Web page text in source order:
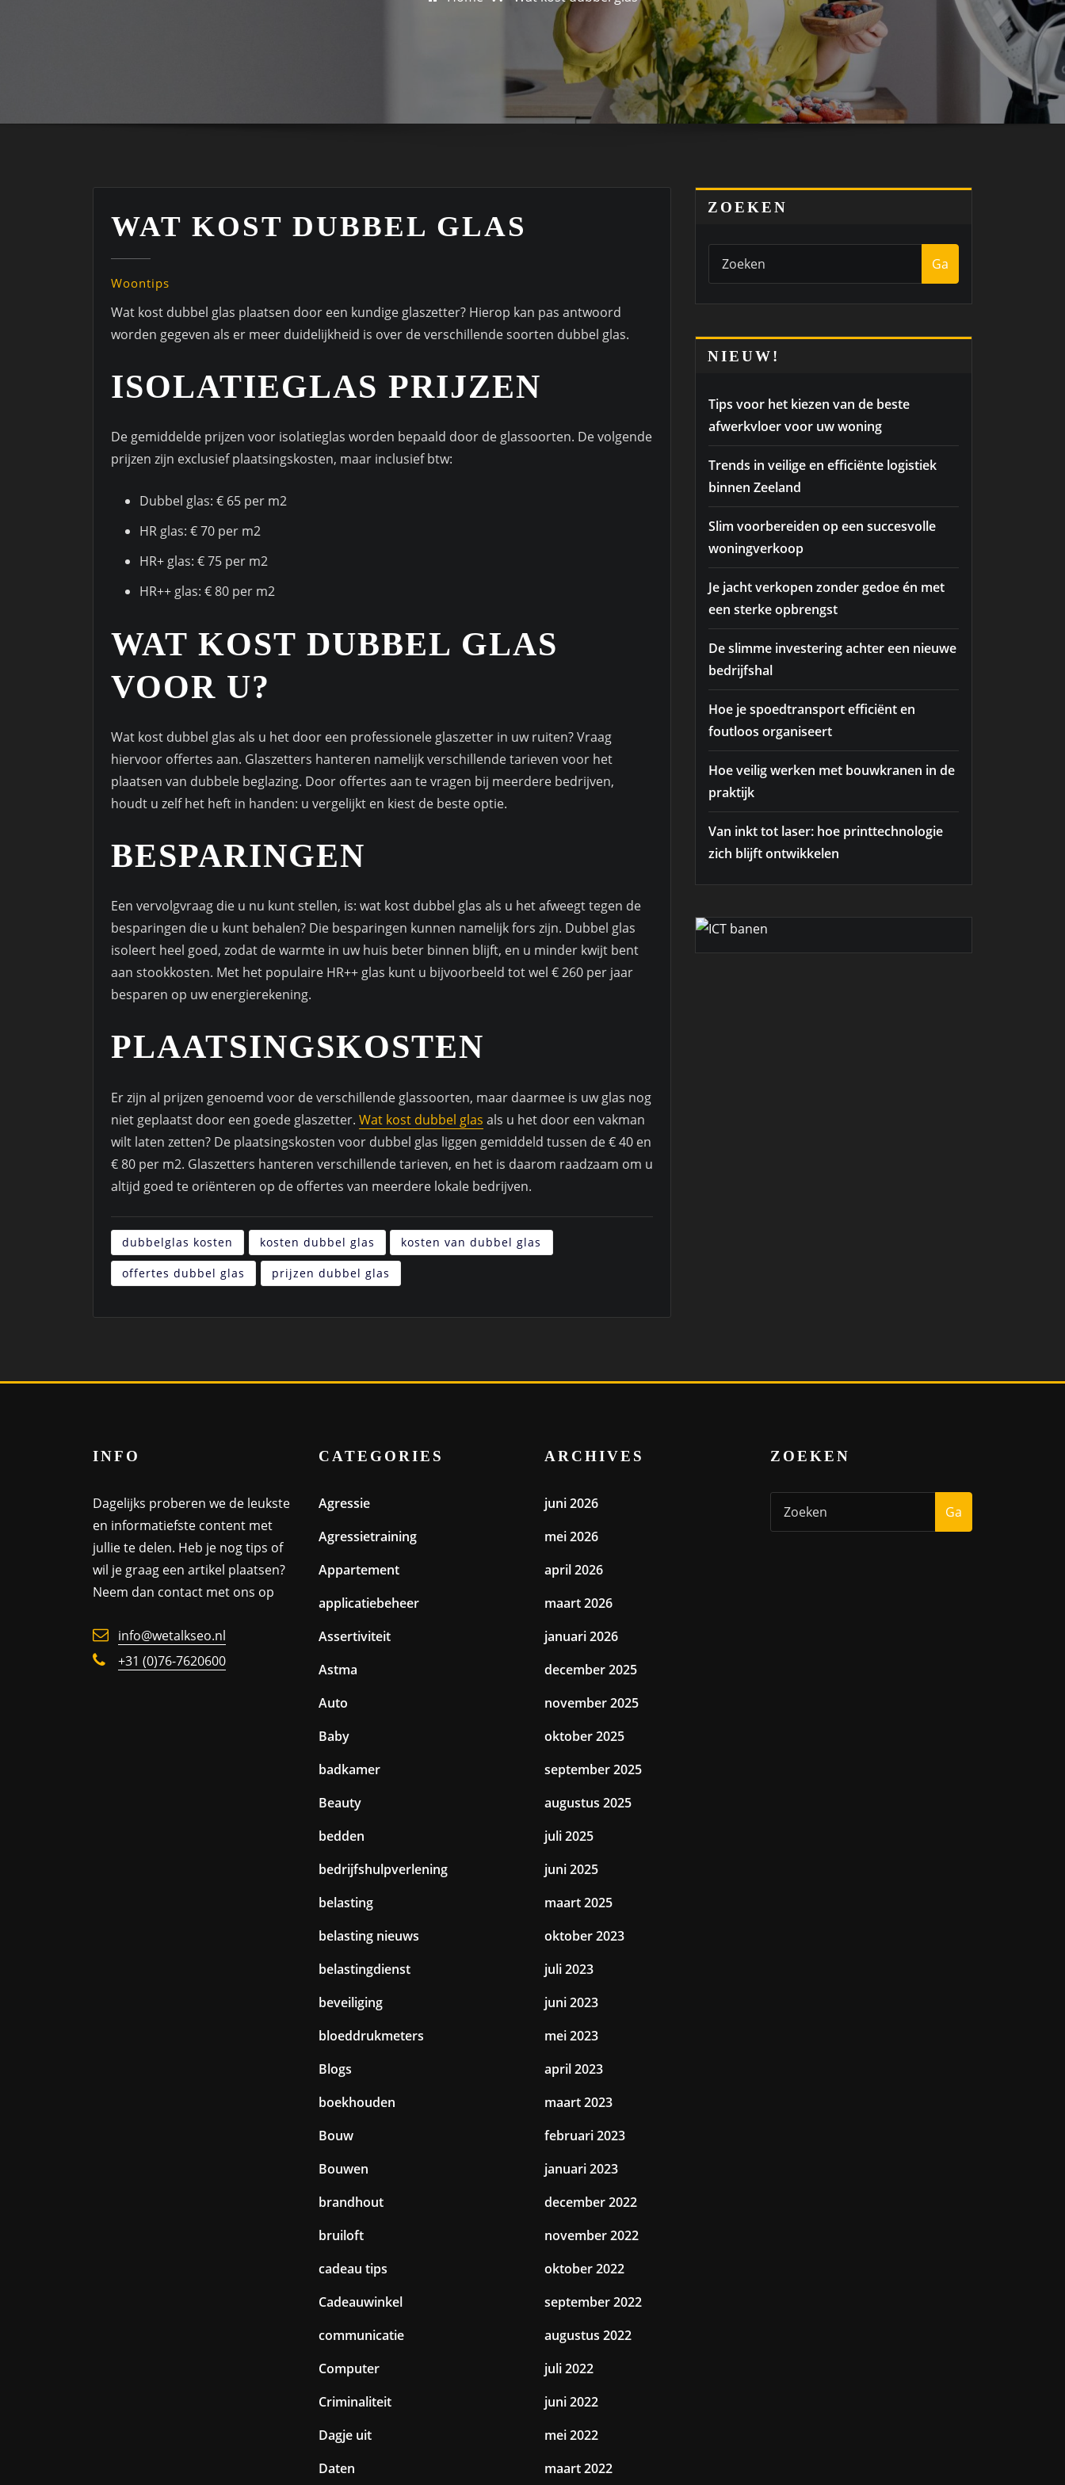
WAT KOST DUBBEL GLAS
Woontips
Wat kost dubbel glas plaatsen door een kundige glaszetter? Hierop kan pas antwoord
worden gegeven als er meer duidelijkheid is over de verschillende soorten dubbel glas.
ISOLATIEGLAS PRIJZEN
De gemiddelde prijzen voor isolatieglas worden bepaald door de glassoorten. De volgende
prijzen zijn exclusief plaatsingskosten, maar inclusief btw:
Dubbel glas: € 65 per m2
HR glas: € 70 per m2
HR+ glas: € 75 per m2
HR++ glas: € 80 per m2
WAT KOST DUBBEL GLAS
VOOR U?
Wat kost dubbel glas als u het door een professionele glaszetter in uw ruiten? Vraag
hiervoor offertes aan. Glaszetters hanteren namelijk verschillende tarieven voor het
plaatsen van dubbele beglazing. Door offertes aan te vragen bij meerdere bedrijven,
houdt u zelf het heft in handen: u vergelijkt en kiest de beste optie.
BESPARINGEN
Een vervolgvraag die u nu kunt stellen, is: wat kost dubbel glas als u het afweegt tegen de
besparingen die u kunt behalen? Die besparingen kunnen namelijk fors zijn. Dubbel glas
isoleert heel goed, zodat de warmte in uw huis beter binnen blijft, en u minder kwijt bent
aan stookkosten. Met het populaire HR++ glas kunt u bijvoorbeeld tot wel € 260 per jaar
besparen op uw energierekening.
PLAATSINGSKOSTEN
Er zijn al prijzen genoemd voor de verschillende glassoorten, maar daarmee is uw glas nog
niet geplaatst door een goede glaszetter. Wat kost dubbel glas als u het door een vakman
wilt laten zetten? De plaatsingskosten voor dubbel glas liggen gemiddeld tussen de € 40 en
€ 80 per m2. Glaszetters hanteren verschillende tarieven, en het is daarom raadzaam om u
altijd goed te oriënteren op de offertes van meerdere lokale bedrijven.
dubbelglas kosten kosten dubbel glas kosten van dubbel glas
offertes dubbel glas prijzen dubbel glas
ZOEKEN
Ga
NIEUW!
Tips voor het kiezen van de beste
afwerkvloer voor uw woning
Trends in veilige en efficiënte logistiek
binnen Zeeland
Slim voorbereiden op een succesvolle
woningverkoop
Je jacht verkopen zonder gedoe én met
een sterke opbrengst
De slimme investering achter een nieuwe
bedrijfshal
Hoe je spoedtransport efficiënt en
foutloos organiseert
Hoe veilig werken met bouwkranen in de
praktijk
Van inkt tot laser: hoe printtechnologie
zich blijft ontwikkelen
INFO
Dagelijks proberen we de leukste
en informatiefste content met
jullie te delen. Heb je nog tips of
wil je graag een artikel plaatsen?
Neem dan contact met ons op
info@wetalkseo.nl
+31 (0)76-7620600
CATEGORIES
Agressie
Agressietraining
Appartement
applicatiebeheer
Assertiviteit
Astma
Auto
Baby
badkamer
Beauty
bedden
bedrijfshulpverlening
belasting
belasting nieuws
belastingdienst
beveiliging
bloeddrukmeters
Blogs
boekhouden
Bouw
Bouwen
brandhout
bruiloft
cadeau tips
Cadeauwinkel
communicatie
Computer
Criminaliteit
Dagje uit
Daten
ARCHIVES
juni 2026
mei 2026
april 2026
maart 2026
januari 2026
december 2025
november 2025
oktober 2025
september 2025
augustus 2025
juli 2025
juni 2025
maart 2025
oktober 2023
juli 2023
juni 2023
mei 2023
april 2023
maart 2023
februari 2023
januari 2023
december 2022
november 2022
oktober 2022
september 2022
augustus 2022
juli 2022
juni 2022
mei 2022
maart 2022
ZOEKEN
Ga